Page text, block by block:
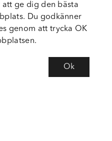
ge dig den bästa
Du godkänner
genom att trycka OK
Ok